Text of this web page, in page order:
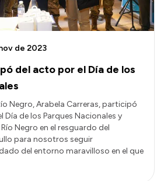
del acto por el Día de los
de 2023
Negro, Arabela Carreras, participó
de los Parques Nacionales y
Negro en el resguardo del
para nosotros seguir
del entorno maravilloso en el que